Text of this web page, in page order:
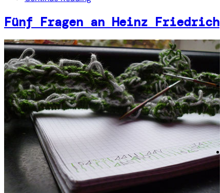
Fünf Fragen an Heinz Friedrich